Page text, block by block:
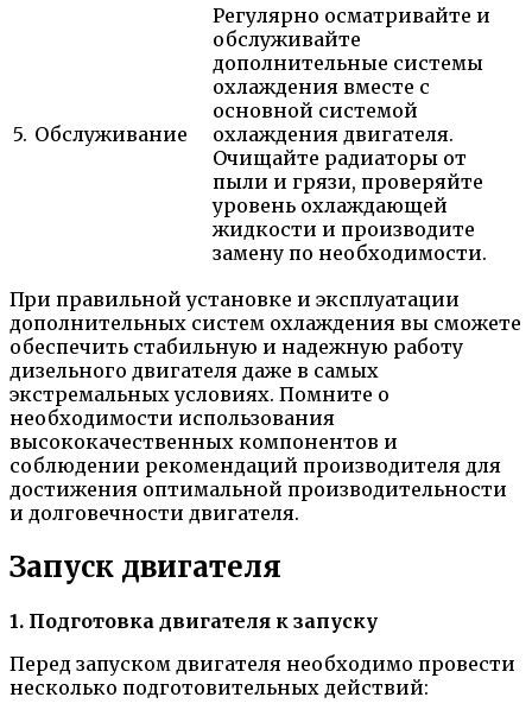
5. Обслуживание
Регулярно осматривайте и
обслуживайте
дополнительные системы
охлаждения вместе с
основной системой
охлаждения двигателя.
Очищайте радиаторы от
пыли и грязи, проверяйте
уровень охлаждающей
жидкости и производите
замену по необходимости.
При правильной установке и эксплуатации
дополнительных систем охлаждения вы сможете
обеспечить стабильную и надежную работу
дизельного двигателя даже в самых
экстремальных условиях. Помните о
необходимости использования
высококачественных компонентов и
соблюдении рекомендаций производителя для
достижения оптимальной производительности
и долговечности двигателя.
Запуск двигателя
1. Подготовка двигателя к запуску
Перед запуском двигателя необходимо провести
несколько подготовительных действий: